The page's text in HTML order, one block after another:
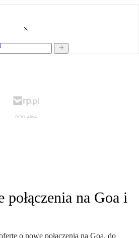
na Goa i
o nowe połączenia na Goa, do